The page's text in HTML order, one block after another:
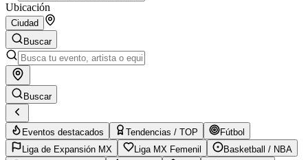
Ubicación
Ciudad
Buscar
Buscar
Eventos destacados Tendencias / TOP
Fútbol
Liga de Expansión MX
Liga MX Femenil
Basketball / NBA